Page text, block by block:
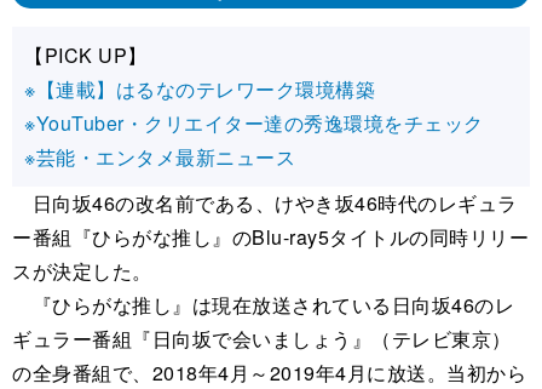
【PICK UP】
※【連載】はるなのテレワーク環境構築
※YouTuber・クリエイター達の秀逸環境をチェック
※芸能・エンタメ最新ニュース
日向坂46の改名前である、けやき坂46時代のレギュラ
ー番組『ひらがな推し』のBlu-ray5タイトルの同時リリー
スが決定した。
『ひらがな推し』は現在放送されている日向坂46のレ
ギュラー番組『日向坂で会いましょう』（テレビ東京）
の全身番組で、2018年4月～2019年4月に放送。当初から